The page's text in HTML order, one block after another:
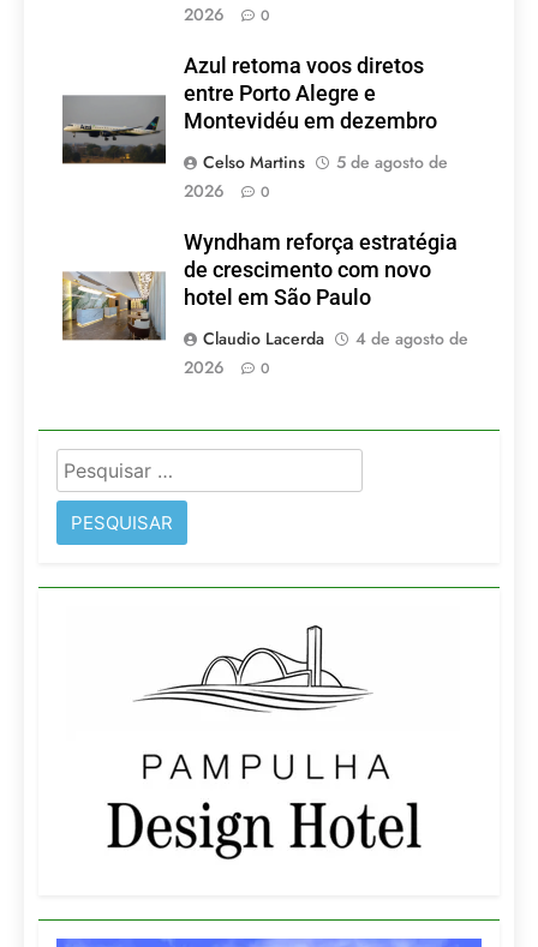
2026
0
Azul retoma voos diretos
entre Porto Alegre e
Montevidéu em dezembro
Celso Martins
5 de agosto de
2026
0
Wyndham reforça estratégia
de crescimento com novo
hotel em São Paulo
Claudio Lacerda
4 de agosto de
2026
0
Pesquisar
por: